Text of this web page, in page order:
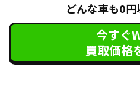
どんな車も0
今すぐ
買取価格